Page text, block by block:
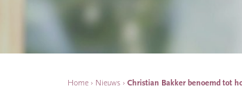
Home › Nieuws › Christian Bakker benoemd tot